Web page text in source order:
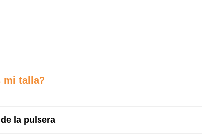
mi talla?
la pulsera